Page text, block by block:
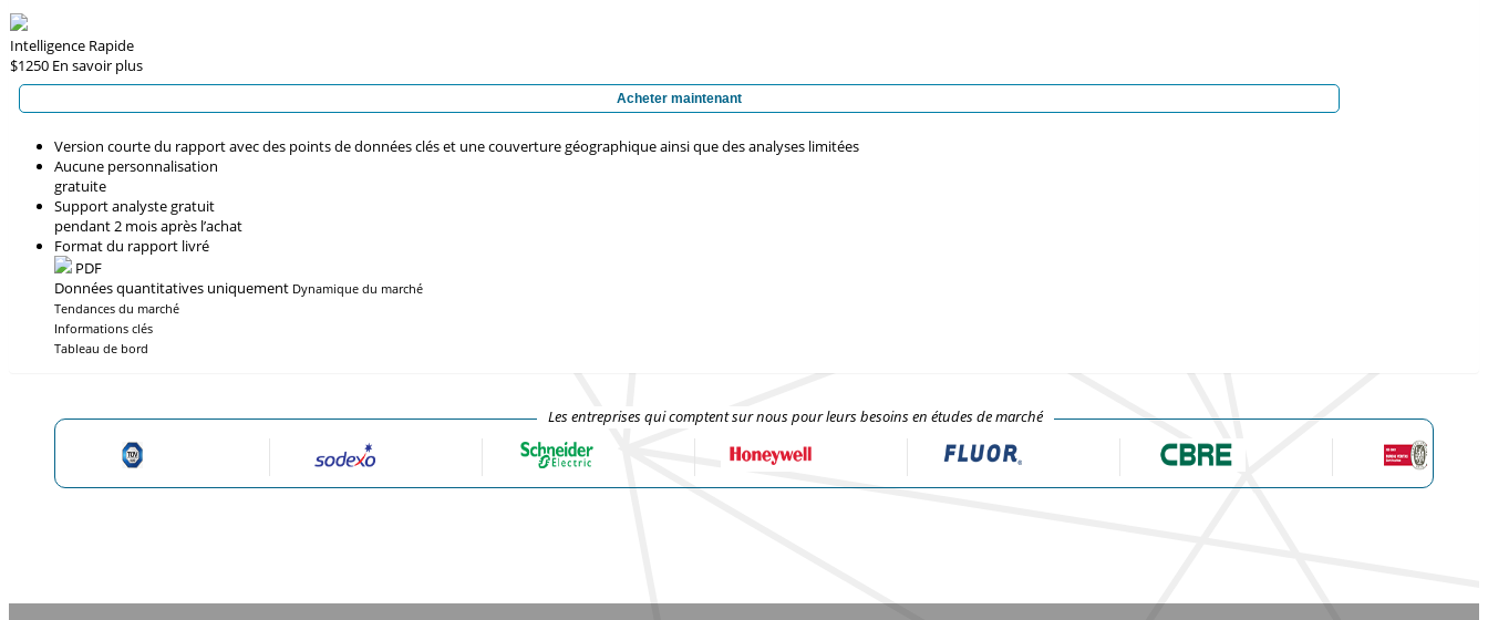
Intelligence Rapide
$1250 En savoir plus
Acheter maintenant
Version courte du rapport avec des points de données clés et une couverture géographique ainsi que des analyses limitées
Aucune personnalisation
gratuite
Support analyste gratuit
pendant 2 mois après l’achat
Format du rapport livré
PDF
Données quantitatives uniquement Dynamique du marché
Tendances du marché
Informations clés
Tableau de bord
Les entreprises qui comptent sur nous pour leurs besoins en études de marché